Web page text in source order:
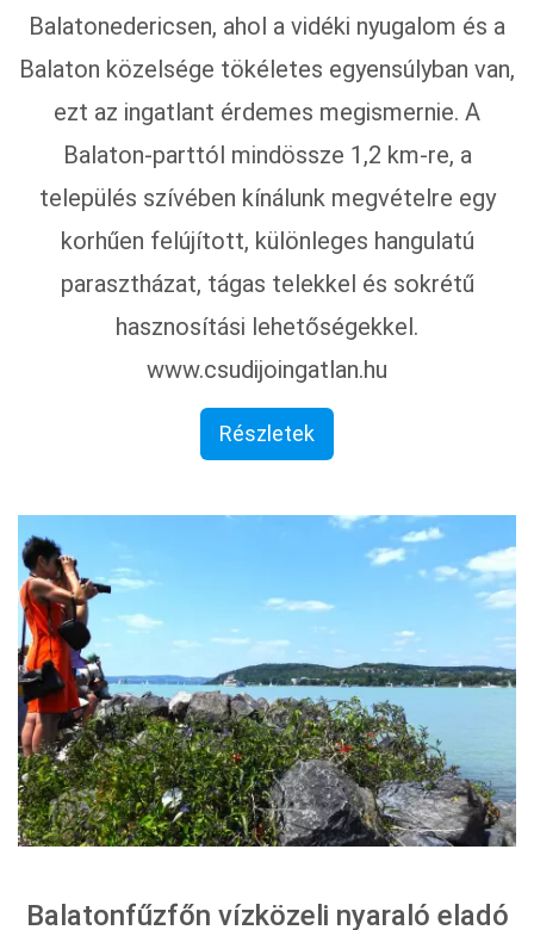
Balatonedericsen, ahol a vidéki nyugalom és a
Balaton közelsége tökéletes egyensúlyban van,
ezt az ingatlant érdemes megismernie. A
Balaton-parttól mindössze 1,2 km-re, a
település szívében kínálunk megvételre egy
korhűen felújított, különleges hangulatú
parasztházat, tágas telekkel és sokrétű
hasznosítási lehetőségekkel.
www.csudijoingatlan.hu
Részletek
Balatonfűzfőn vízközeli nyaraló eladó